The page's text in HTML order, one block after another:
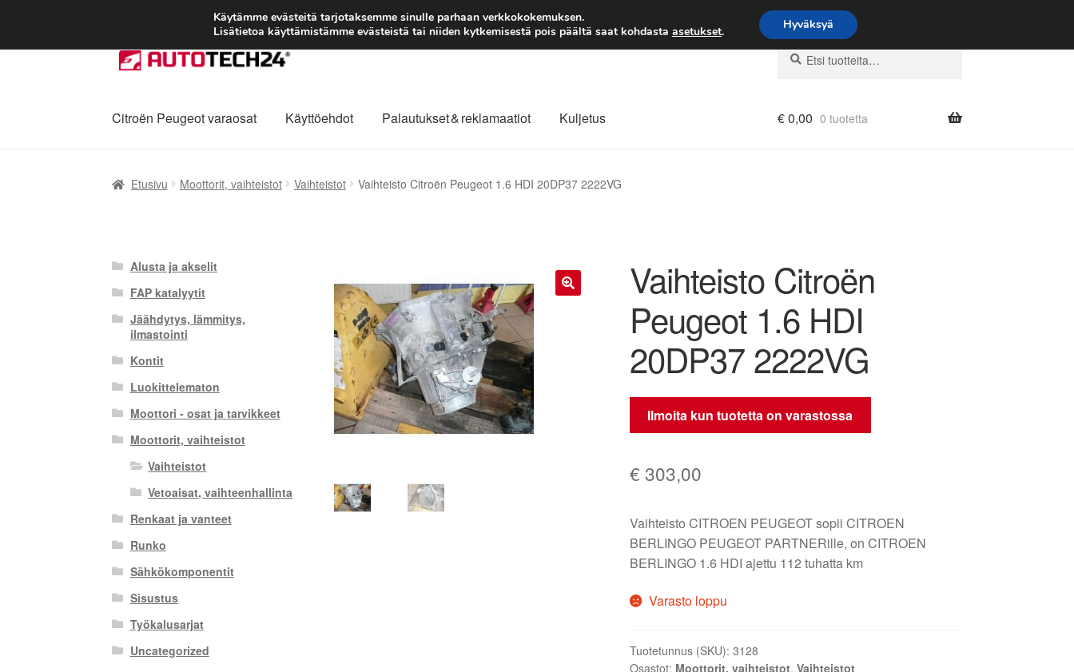
TOIMITUS alkaen 7 EUR
Siirry
navigointiin
Siirry
sisältöön
Etsi:
Haku
Citroën Peugeot varaosat Käyttöehdot Palautukset & reklamaatiot Kuljetus €0,00 0 tuotetta
Etusivu Moottorit, vaihteistot Vaihteistot Vaihteisto Citroën Peugeot 1.6 HDI 20DP37 2222VG
Vaihteisto Citroën
Peugeot 1.6 HDI
20DP37 2222VG
Ilmoita kun tuotetta on varastossa
€ 303,00
Vaihteisto CITROEN PEUGEOT sopii CITROEN
BERLINGO PEUGEOT PARTNERille, on CITROEN
BERLINGO 1.6 HDI ajettu 112 tuhatta km
Varasto loppu
Tuotetunnus (SKU): 3128
Osastot: Moottorit, vaihteistot, Vaihteistot
Alusta ja akselit
FAP katalyytit
Jäähdytys, lämmitys,
ilmastointi
Kontit
Luokittelematon
Moottori - osat ja tarvikkeet
Moottorit, vaihteistot
Vaihteistot
Vetoaisat, vaihteenhallinta
Renkaat ja vanteet
Runko
Sähkökomponentit
Sisustus
Työkalusarjat
Uncategorized
Käytämme evästeitä tarjotaksemme sinulle parhaan verkkokokemuksen.
Lisätietoa käyttämistämme evästeistä tai niiden kytkemisestä pois päältä saat kohdasta asetukset. Hyväksyä